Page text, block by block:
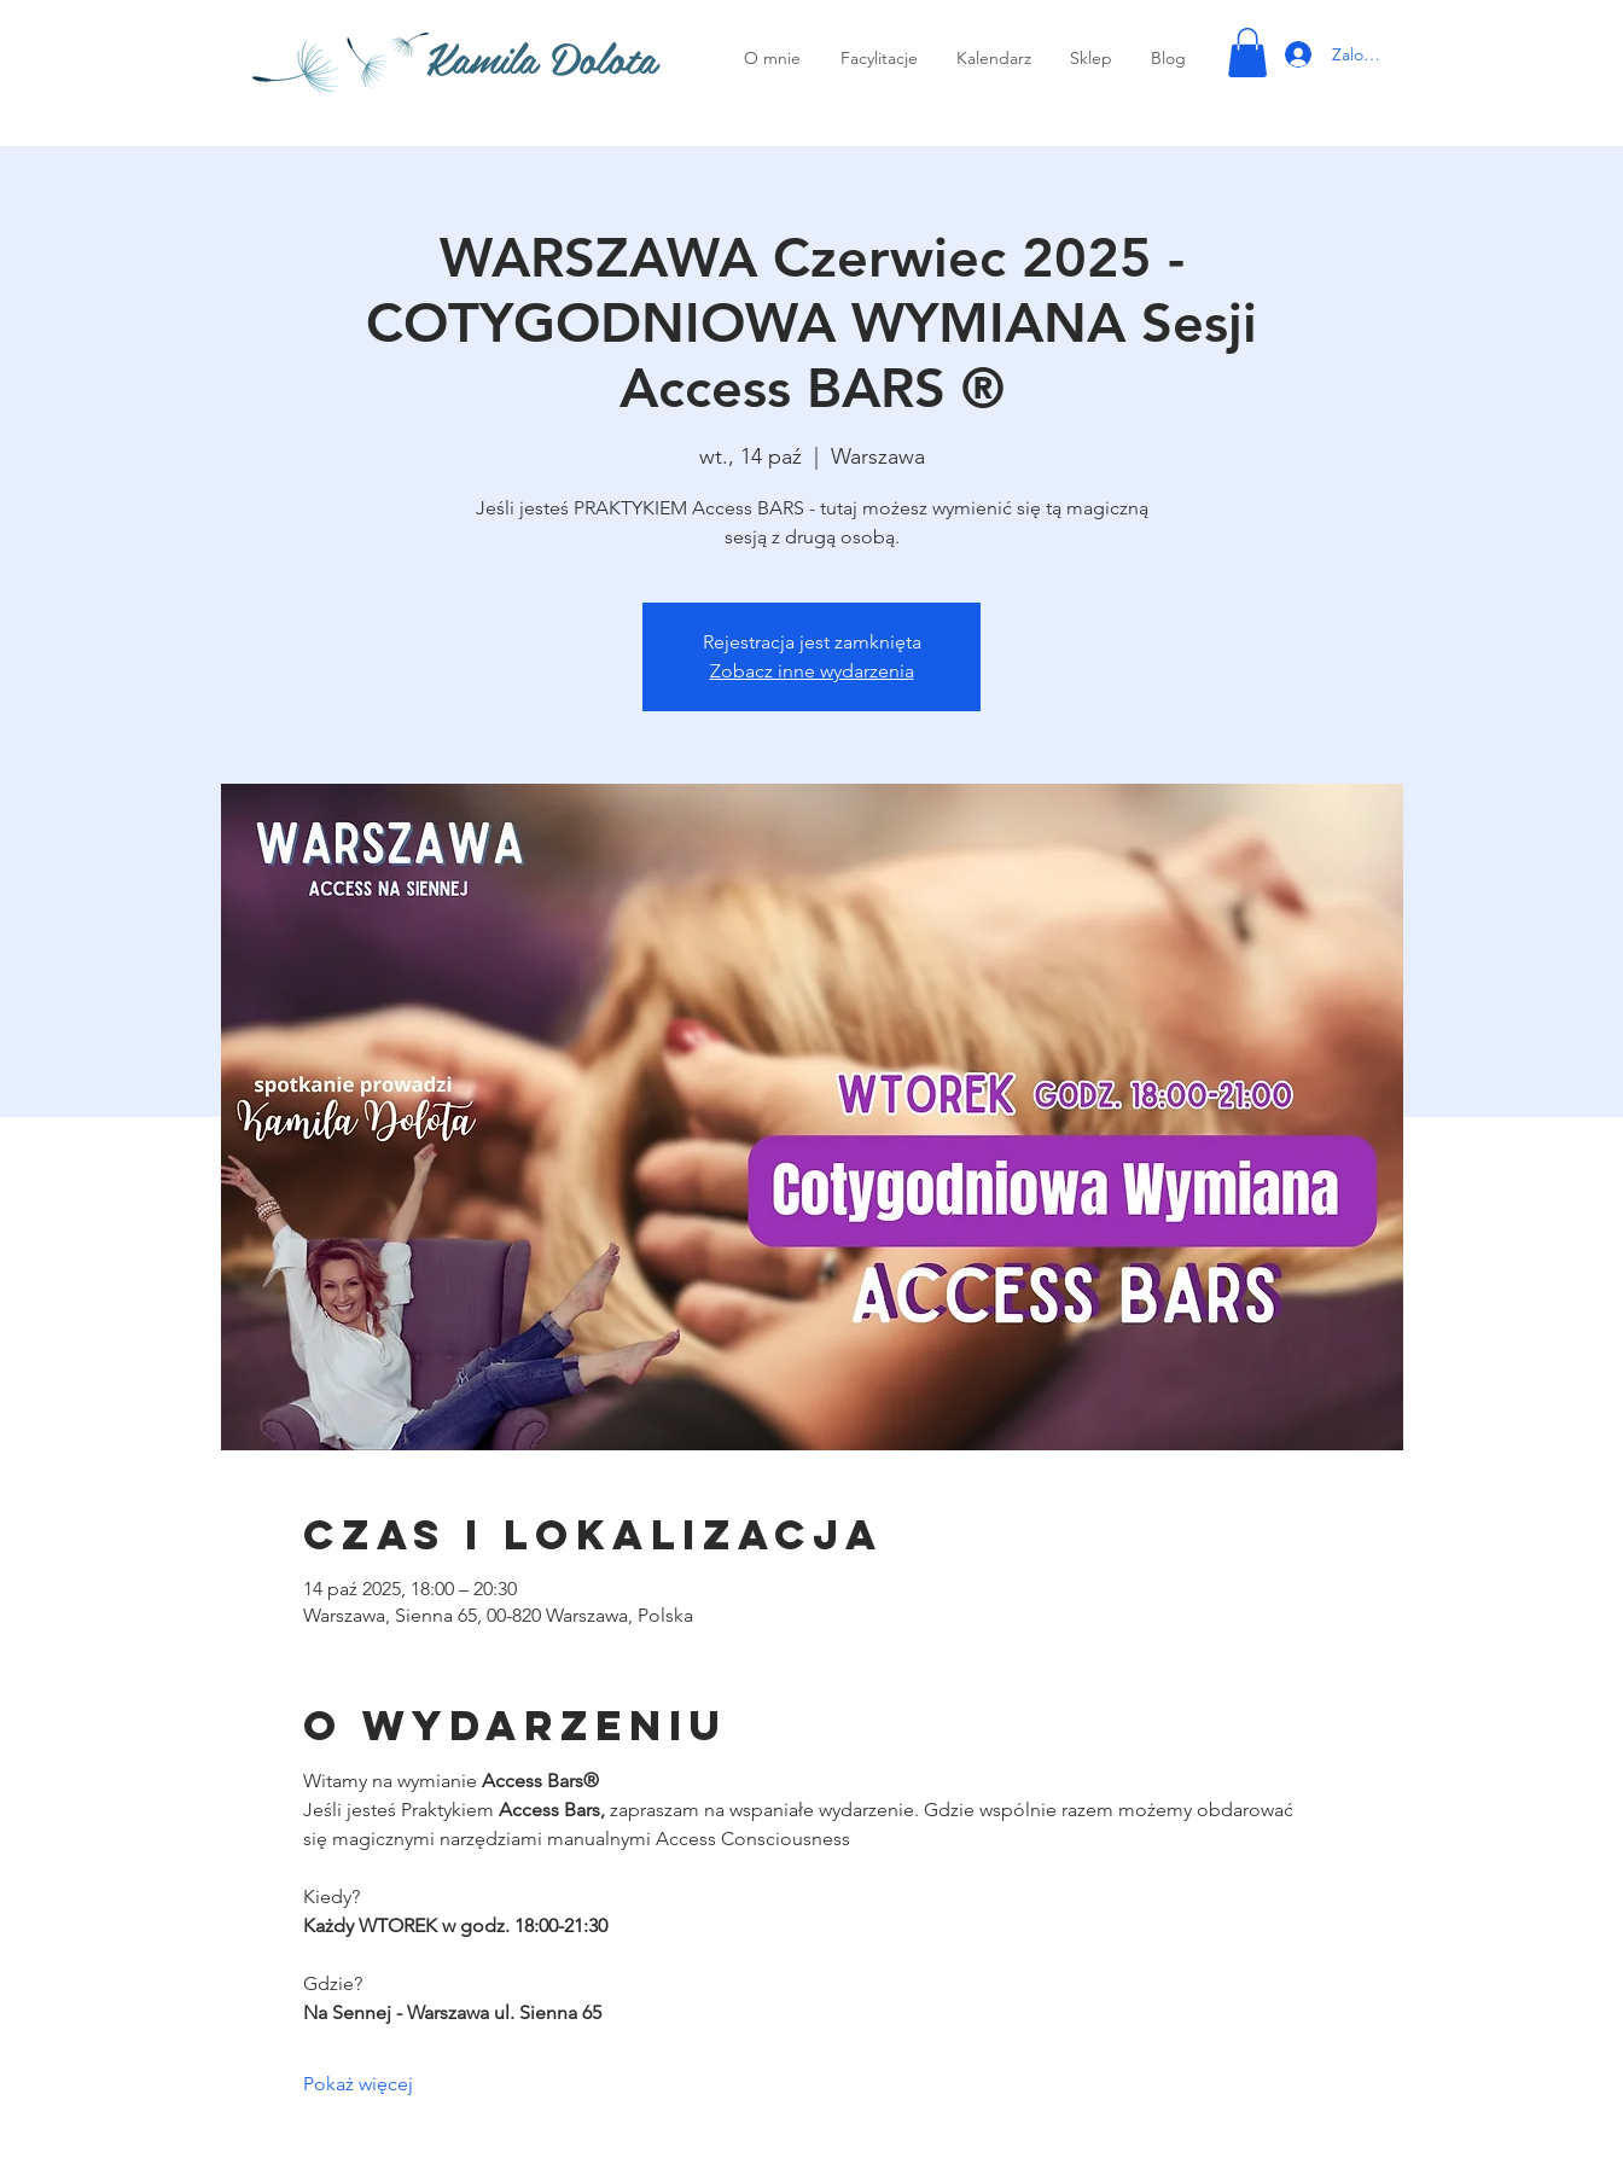
Kamila Dolota O mnie Facylitacje Kalendarz Sklep Blog Zaloguj się
WARSZAWA Czerwiec 2025 -
COTYGODNIOWA WYMIANA Sesji
Access BARS ®
wt., 14 paź
  |
Warszawa
Jeśli jesteś PRAKTYKIEM Access BARS - tutaj możesz wymienić się tą magiczną
sesją z drugą osobą.
Rejestracja jest zamknięta
Zobacz inne wydarzenia
Czas i lokalizacja
14 paź 2025, 18:00 – 20:30
Warszawa, Sienna 65, 00-820 Warszawa, Polska
O wydarzeniu
Witamy na wymianie Access Bars®
Jeśli jesteś Praktykiem Access Bars, zapraszam na wspaniałe wydarzenie. Gdzie wspólnie razem możemy obdarować
się magicznymi narzędziami manualnymi Access Consciousness
Kiedy?
Każdy WTOREK w godz. 18:00-21:30
Gdzie?
Na Sennej - Warszawa ul. Sienna 65
Pokaż więcej